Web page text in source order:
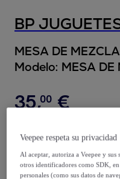
BP
MESA DE
Modelo: MESA DE
35,00 €
-30%
Vendido porT.A TOY
Veepee respeta su privacidad
Al aceptar, autoriza a Veepee y sus
otros identificadores como SDK,
personales (como sus datos de